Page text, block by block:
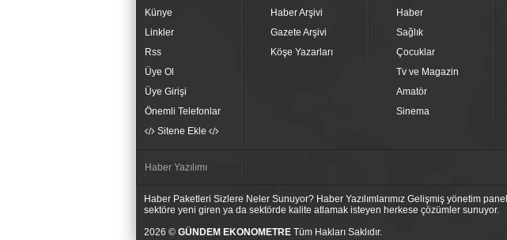
Künye
Linkler
Rss
Üye Ol
Üye Girişi
Önemli Telefonlar
Sitene Ekle
Haber Arşivi
Gazete Arşivi
Köşe Yazarları
Haber
Sağlık
Çocuklar
Tv ve Magazin
Amatör
Sinema
Haber Yazılımı
Haber Paketleri Sizlere Neler Sunuyor? Haber Yazılımlarımız Gelişmiş yönetim
sektöre yeni giren ya da sektörde kalite atlamak isteyen herkese çözümler sunuyor.
2026 © GÜNDEM EKONOMETRE Tüm Hakları Saklıdır.